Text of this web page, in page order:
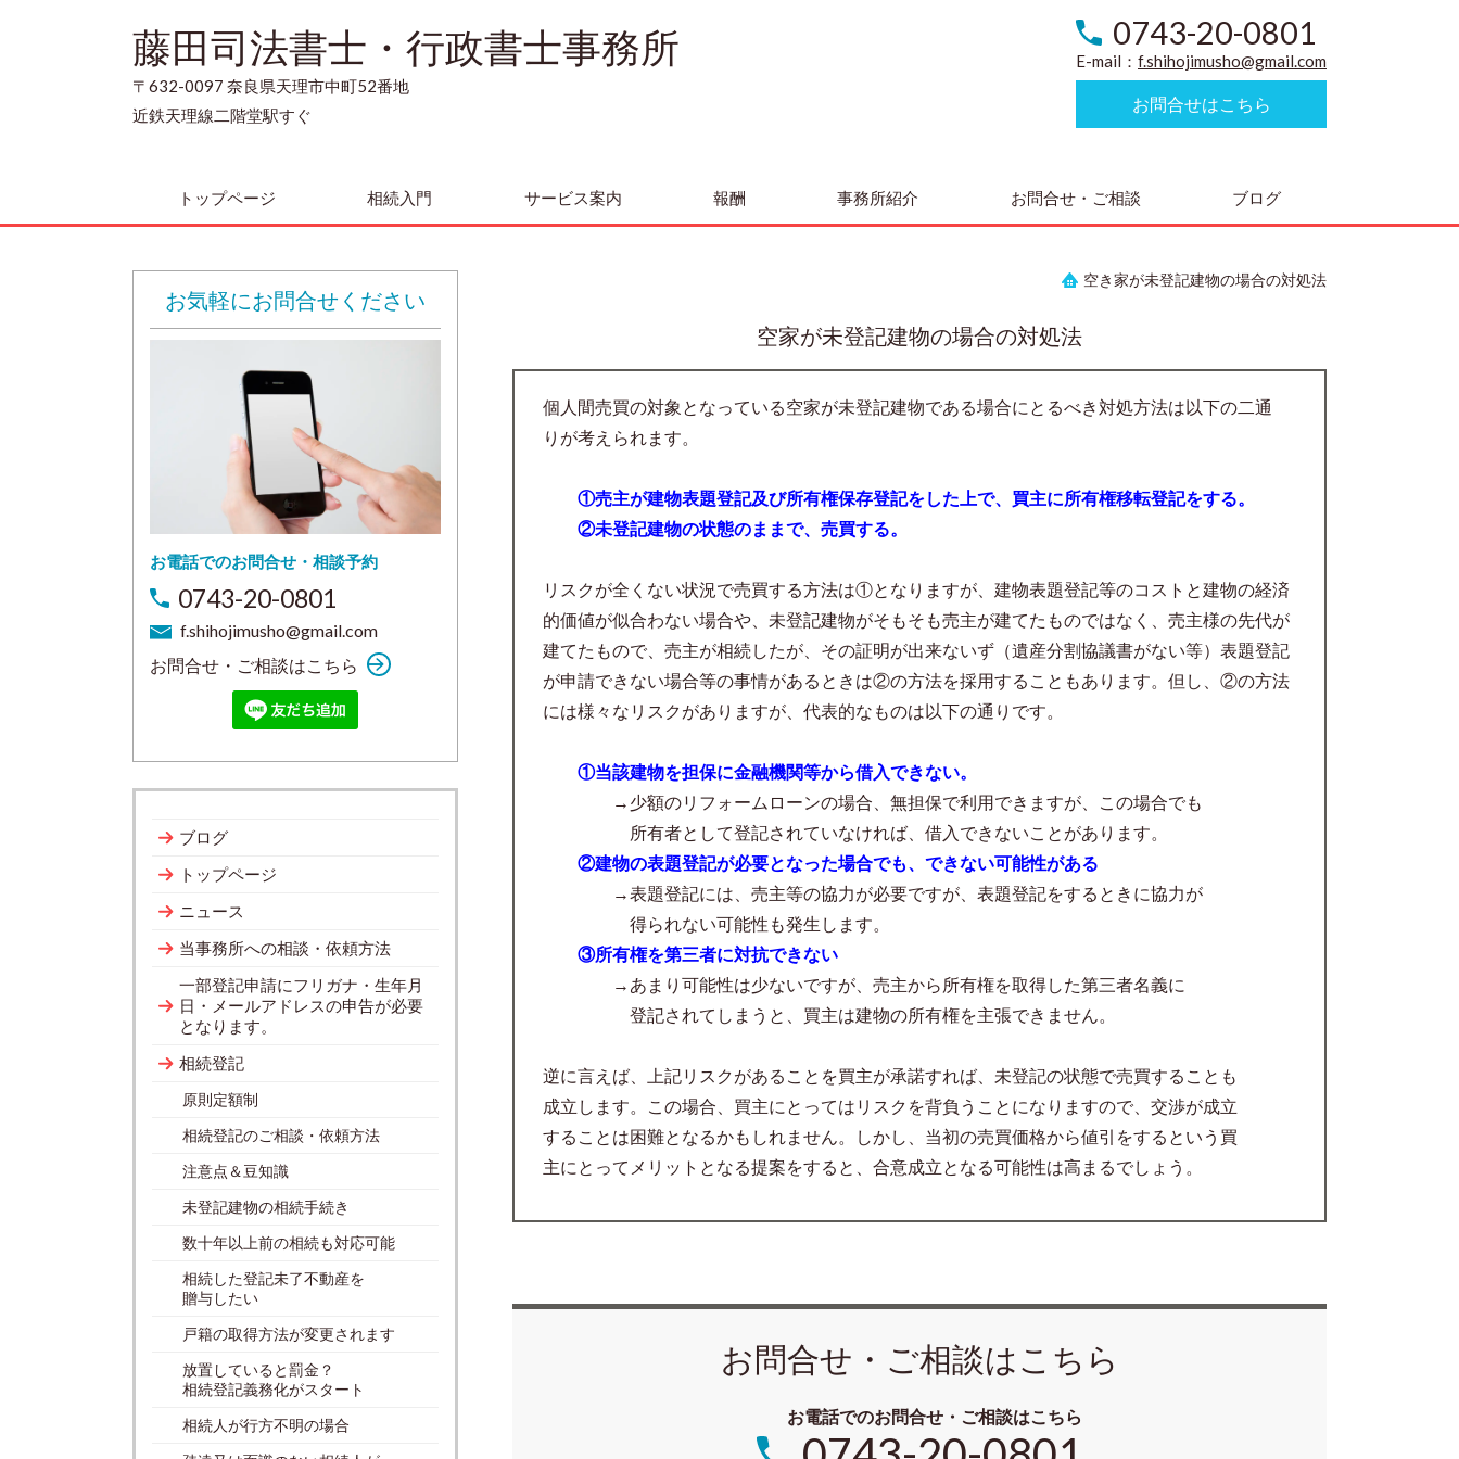
藤田司法書士・行政書士事務所
〒632-0097 奈良県天理市中町52番地
近鉄天理線二階堂駅すぐ
0743-20-0801
E-mail： f.shihojimusho@gmail.com
お問合せはこちら
トップページ 相続入門 サービス案内 報酬 事務所紹介 お問合せ・ご相談 ブログ
空き家が未登記建物の場合の対処法
空家が未登記建物の場合の対処法
個人間売買の対象となっている空家が未登記建物である場合にとるべき対処方法は以下の二通
りが考えられます。
①売主が建物表題登記及び所有権保存登記をした上で、買主に所有権移転登記をする。
②未登記建物の状態のままで、売買する。
リスクが全くない状況で売買する方法は①となりますが、建物表題登記等のコストと建物の経済
的価値が似合わない場合や、未登記建物がそもそも売主が建てたものではなく、売主様の先代が
建てたもので、売主が相続したが、その証明が出来ないず（遺産分割協議書がない等）表題登記
が申請できない場合等の事情があるときは②の方法を採用することもあります。但し、②の方法
には様々なリスクがありますが、代表的なものは以下の通りです。
①当該建物を担保に金融機関等から借入できない。
→少額のリフォームローンの場合、無担保で利用できますが、この場合でも
所有者として登記されていなければ、借入できないことがあります。
②建物の表題登記が必要となった場合でも、できない可能性がある
→表題登記には、売主等の協力が必要ですが、表題登記をするときに協力が
得られない可能性も発生します。
③所有権を第三者に対抗できない
→あまり可能性は少ないですが、売主から所有権を取得した第三者名義に
登記されてしまうと、買主は建物の所有権を主張できません。
逆に言えば、上記リスクがあることを買主が承諾すれば、未登記の状態で売買することも
成立します。この場合、買主にとってはリスクを背負うことになりますので、交渉が成立
することは困難となるかもしれません。しかし、当初の売買価格から値引をするという買
主にとってメリットとなる提案をすると、合意成立となる可能性は高まるでしょう。
お問合せ・ご相談はこちら
お電話でのお問合せ・ご相談はこちら
お気軽にお問合せください
お電話でのお問合せ・相談予約
0743-20-0801
f.shihojimusho@gmail.com
お問合せ・ご相談はこちら
ブログ
トップページ
ニュース
当事務所への相談・依頼方法
一部登記申請にフリガナ・生年月
日・メールアドレスの申告が必要
となります。
相続登記
原則定額制
相続登記のご相談・依頼方法
注意点＆豆知識
未登記建物の相続手続き
数十年以上前の相続も対応可能
相続した登記未了不動産を
贈与したい
戸籍の取得方法が変更されます
放置していると罰金？
相続登記義務化がスタート
相続人が行方不明の場合